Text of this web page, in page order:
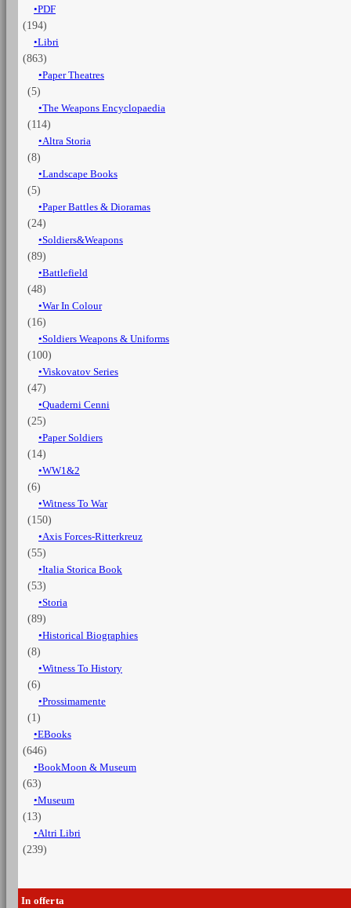
Milano
1036-
37
quantità
PDF
(194)
Libri
(863)
Paper Theatres
(5)
The Weapons Encyclopaedia
(114)
Altra Storia
(8)
Landscape Books
(5)
Paper Battles & Dioramas
(24)
Soldiers&Weapons
(89)
Battlefield
(48)
War In Colour
(16)
Soldiers Weapons & Uniforms
(100)
Viskovatov Series
(47)
Quaderni Cenni
(25)
Paper Soldiers
(14)
WW1&2
(6)
Witness To War
(150)
Axis Forces-Ritterkreuz
(55)
Italia Storica Book
(53)
Storia
(89)
Historical Biographies
(8)
Witness To History
(6)
Prossimamente
(1)
EBooks
(646)
BookMoon & Museum
(63)
Museum
(13)
Altri Libri
(239)
In offerta